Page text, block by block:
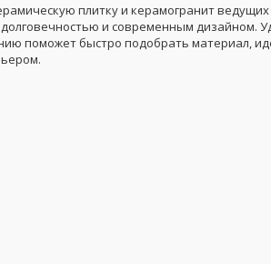
плитку и керамогранит ведущих
и современным дизайном.
поможет быстро подобрать материал,